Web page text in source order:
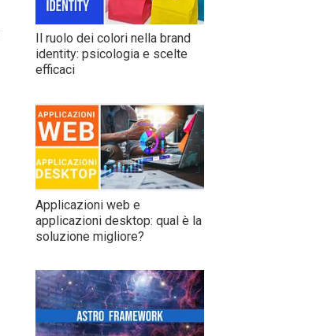
Il ruolo dei colori nella brand
identity: psicologia e scelte
efficaci
Applicazioni web e
applicazioni desktop: qual è la
soluzione migliore?